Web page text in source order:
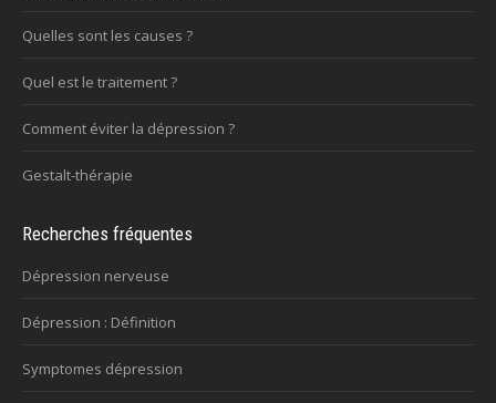
Quelles sont les causes ?
Quel est le traitement ?
Comment éviter la dépression ?
Gestalt-thérapie
Recherches fréquentes
Dépression nerveuse
Dépression : Définition
Symptomes dépression